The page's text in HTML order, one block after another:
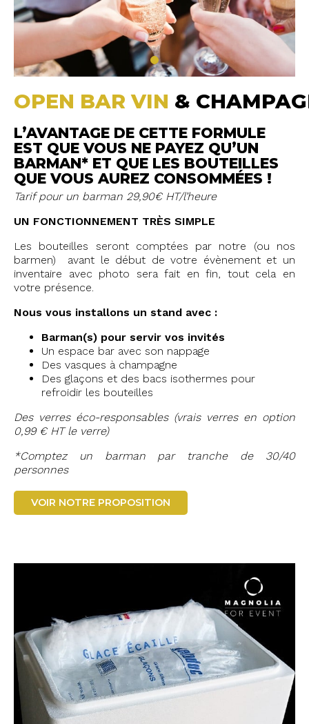
OPEN BAR VIN &
L’AVANTAGE DE CETTE FORMULE
EST QUE VOUS NE PAYEZ QU’UN
BARMAN* ET QUE LES BOUTEILLES
QUE VOUS AUREZ CONSOMMÉES !
Tarif pour un barman 29,90€ HT/l’heure
UN FONCTIONNEMENT TRÈS SIMPLE
Les bouteilles seront comptées par notre (ou nos
barmen) avant le début de votre évènement et un
inventaire avec photo sera fait en fin, tout cela en
votre présence.
Nous vous installons un stand avec :
Barman(s) pour servir vos invités
Un espace bar avec son nappage
Des vasques à champagne
Des glaçons et des bacs isothermes pour
refroidir les bouteilles
Des verres éco-responsables (vrais verres en option
0,99 € HT le verre)
*Comptez un barman par tranche de 30/40
personnes
VOIR NOTRE PROPOSITION